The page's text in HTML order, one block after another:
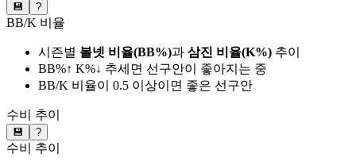
💾 ?
BB/K 비율
시즌별 볼넷 비율(BB%)과 삼진 비율(K%) 추이
BB%↑ K%↓ 추세면 선구안이 좋아지는 중
BB/K 비율이 0.5 이상이면 좋은 선구안
수비 추이
💾 ?
수비 추이